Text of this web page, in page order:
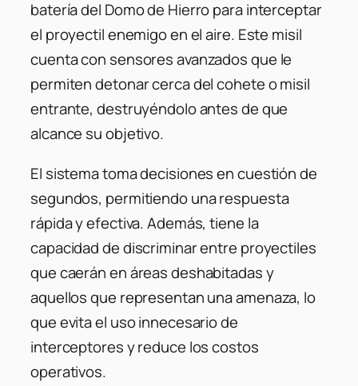
batería del Domo de Hierro para interceptar
el proyectil enemigo en el aire. Este misil
cuenta con sensores avanzados que le
permiten detonar cerca del cohete o misil
entrante, destruyéndolo antes de que
alcance su objetivo.
El sistema toma decisiones en cuestión de
segundos, permitiendo una respuesta
rápida y efectiva. Además, tiene la
capacidad de discriminar entre proyectiles
que caerán en áreas deshabitadas y
aquellos que representan una amenaza, lo
que evita el uso innecesario de
interceptores y reduce los costos
operativos.